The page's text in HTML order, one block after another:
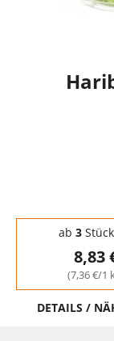
Staffelpreise -
ab 3Stück
8,83
(7,36 €/1
DETAILS /